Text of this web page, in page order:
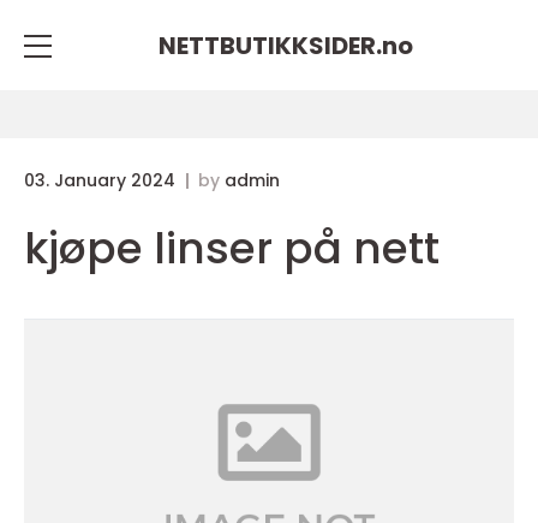
NETTBUTIKKSIDER.no
03. January 2024 by admin
kjøpe linser på nett